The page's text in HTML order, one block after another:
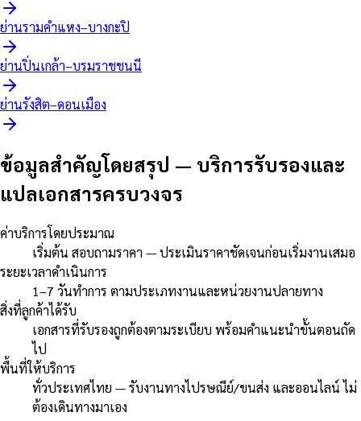
ย่านรามคำแหง–บางกะปิ
ย่านปิ่นเกล้า–บรมราชชนนี
ย่านรังสิต–ดอนเมือง
ข้อมูลสำคัญโดยสรุป — บริการรับรองและ
แปลเอกสารครบวงจร
ค่าบริการโดยประมาณ
เริ่มต้น สอบถามราคา — ประเมินราคาชัดเจนก่อนเริ่มงานเสมอ
ระยะเวลาดำเนินการ
1–7 วันทำการ ตามประเภทงานและหน่วยงานปลายทาง
สิ่งที่ลูกค้าได้รับ
เอกสารที่รับรองถูกต้องตามระเบียบ พร้อมคำแนะนำขั้นตอนถัด
ไป
พื้นที่ให้บริการ
ทั่วประเทศไทย — รับงานทางไปรษณีย์/ขนส่ง และออนไลน์ ไม่
ต้องเดินทางมาเอง